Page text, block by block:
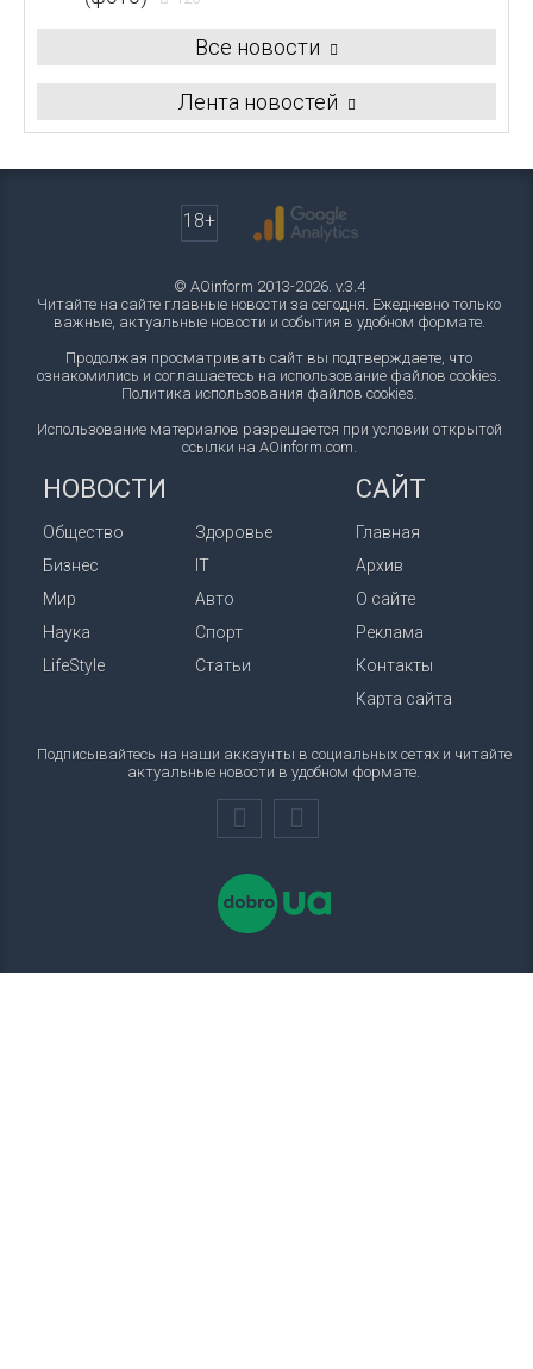
Все новости
Лента новостей
18+
© AOinform 2013-2026. v.3.4
Читайте на сайте главные новости за сегодня. Ежедневно только
важные, актуальные новости и события в удобном формате.
Продолжая просматривать сайт вы подтверждаете, что
ознакомились и соглашаетесь на использование файлов cookies.
Политика использования файлов cookies.
Использование материалов разрешается при условии открытой
ссылки на AOinform.com.
НОВОСТИ
Общество
Бизнес
Мир
Наука
LifeStyle
Здоровье
IT
Авто
Спорт
Статьи
САЙТ
Главная
Архив
О сайте
Реклама
Контакты
Карта сайта
Подписывайтесь на наши аккаунты в социальных сетях и читайте
актуальные новости в удобном формате.